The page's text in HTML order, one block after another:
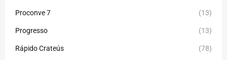
Proconve 7 (13)
Progresso (13)
Rápido Crateús (78)